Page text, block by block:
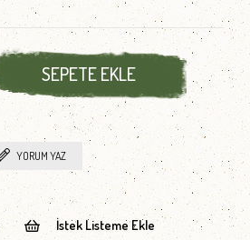
YORUM YAZ
İstek Listeme Ekle